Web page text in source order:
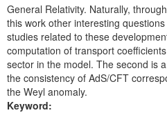
General Relativity. Naturally,
this work other interesting
studies related to these
computation of transport
sector in the model. The second is
the consistency of AdS/CFT
the Weyl anomaly.
Keyword: